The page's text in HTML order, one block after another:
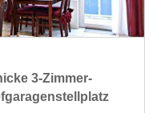
3-Zimmer-